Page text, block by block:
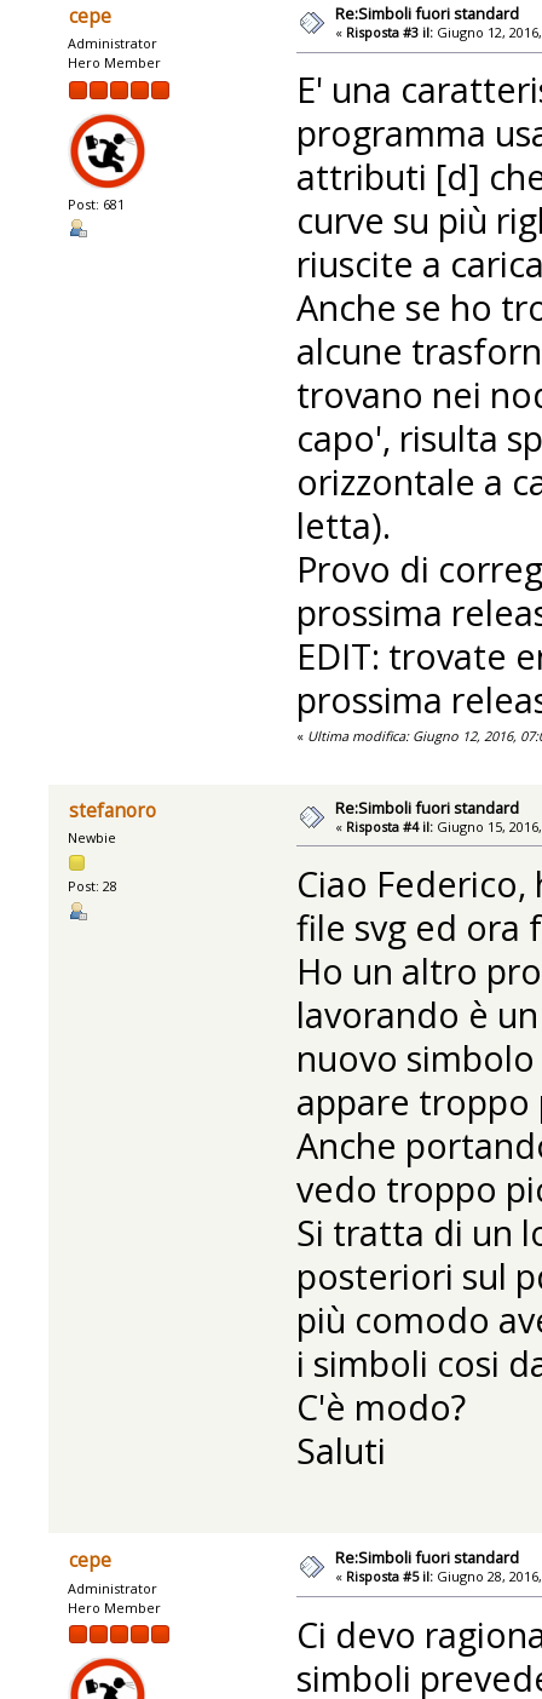
cepe
Administrator
Hero Member
Post: 681
Re:Simboli fuori standard
« Risposta #3 il: Giugno 12,
E' una
programma
attributi [d]
curve su più
riuscite a
Anche se ho
alcune
trovano nei
capo', risulta
orizzontale a
letta).
Provo di
prossima
EDIT: trovate
prossima
« Ultima modifica: Giugno 12, 2016,
stefanoro
Newbie
Post: 28
Re:Simboli fuori standard
« Risposta #4 il: Giugno 15,
Ciao
file svg ed ora
Ho un altro
lavorando è
nuovo
appare troppo
Anche
vedo troppo
Si tratta di un
posteriori sul
più comodo
i simboli cosi
C'è modo?
Saluti
cepe
Administrator
Hero Member
Re:Simboli fuori standard
« Risposta #5 il: Giugno 28,
Ci devo
simboli